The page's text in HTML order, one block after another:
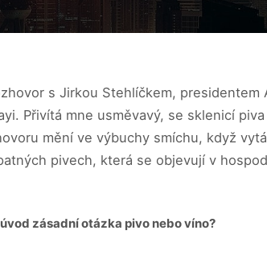
s Jirkou Stehlíčkem, presidentem
Přivítá mne usměvavý, se sklenicí
mění ve výbuchy smíchu, když
pivech, která se objevují v
zásadní otázka pivo nebo víno?